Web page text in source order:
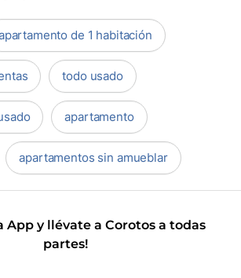
de 1 habitación
todo usado
apartamento
apartamentos sin amueblar
App y llévate a Corotos a todas
partes!